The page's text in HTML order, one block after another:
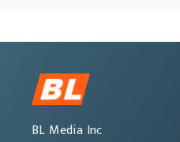
BL Media Inc